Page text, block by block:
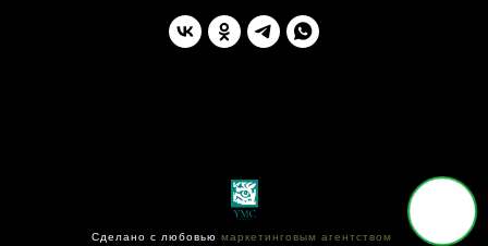
Сделано с любовью маркетинговым агентством